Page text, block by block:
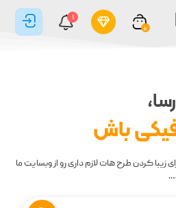
0
1
باش
کردن طرح هات لازم داری رو از وبسایت ما